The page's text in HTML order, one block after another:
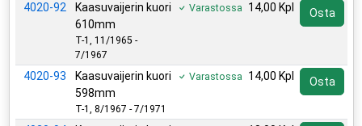
4020-92
Kaasuvaijerin kuori
610mm
T-1, 11/1965 -
7/1967
Varastossa 14,00 Kpl Osta
4020-93
Kaasuvaijerin kuori
598mm
T-1, 8/1967 - 7/1971
Varastossa 14,00 Kpl Osta